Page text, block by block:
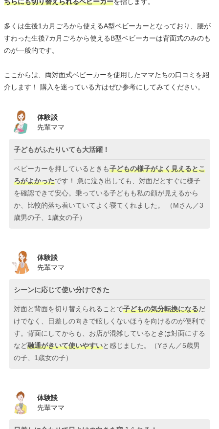
多くは生後1カ月ごろから使えるA型ベビーカーとなっており、腰が
すわった生後7カ月ごろから使えるB型ベビーカーは背面式のみのも
のが一般的です。
ここからは、両対面式ベビーカーを使用したママたちの口コミを紹
介します！ 購入を迷っている方はぜひ参考にしてみてください。
体験談
先輩ママ
子どもがふたりいても大活躍！
ベビーカーを押しているときも子どもの様子がよく見えるとこ
ろがよかったです！ 急に泣き出しても、対面だとすぐに様子
を確認できて安心。乗っている子どもも私の顔が見えるから
か、比較的落ち着いていてよく寝てくれました。 （Mさん／3
歳男の子、1歳女の子）
体験談
先輩ママ
シーンに応じて使い分けできた
対面と背面を切り替えられることで子どもの気分転換になるだ
けでなく、日差しの向きで眩しくないほうを向けるのが便利で
す。背面にしてからも、お店が混雑しているときは対面にする
など融通がきいて使いやすいと感じました。（Yさん／5歳男
の子、1歳女の子）
体験談
先輩ママ